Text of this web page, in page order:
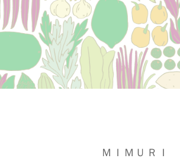
ＭＩＭＵＲＩ